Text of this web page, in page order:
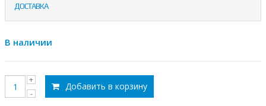
ДОСТАВКА
В наличии
Добавить в корзину